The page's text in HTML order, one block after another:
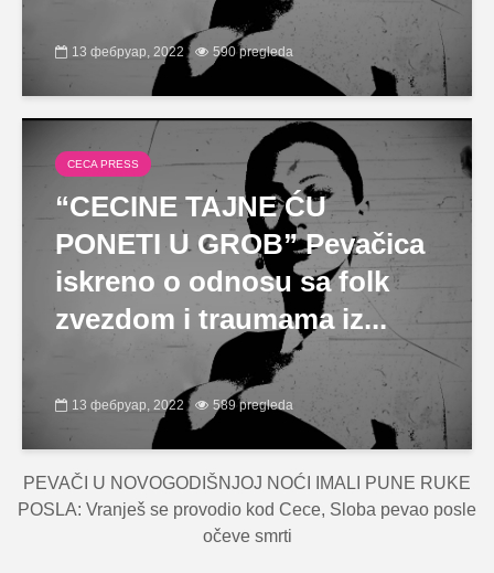
13 фебруар, 2022 590 pregleda
CECA PRESS
“CECINE TAJNE ĆU
PONETI U GROB” Pevačica
iskreno o odnosu sa folk
zvezdom i traumama iz...
13 фебруар, 2022 589 pregleda
PEVAČI U NOVOGODIŠNJOJ NOĆI IMALI PUNE RUKE
POSLA: Vranješ se provodio kod Cece, Sloba pevao posle
očeve smrti